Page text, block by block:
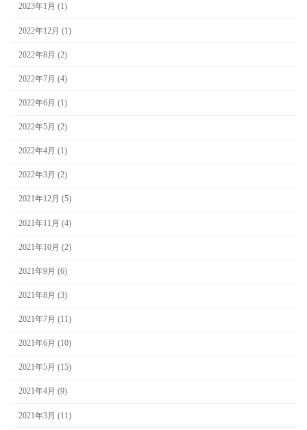
2023年1月 (1)
2022年12月 (1)
2022年8月 (2)
2022年7月 (4)
2022年6月 (1)
2022年5月 (2)
2022年4月 (1)
2022年3月 (2)
2021年12月 (5)
2021年11月 (4)
2021年10月 (2)
2021年9月 (6)
2021年8月 (3)
2021年7月 (11)
2021年6月 (10)
2021年5月 (15)
2021年4月 (9)
2021年3月 (11)